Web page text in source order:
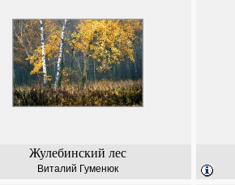
Жулебинский лес
Виталий Гуменюк